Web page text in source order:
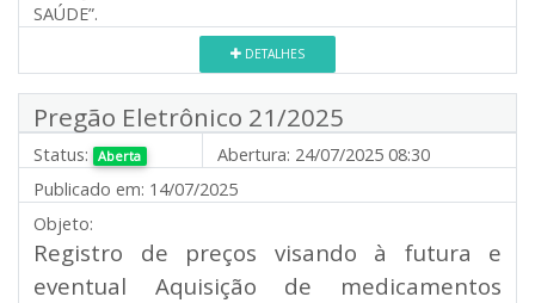
SAÚDE”.
DETALHES
Pregão Eletrônico 21/2025
Status: Aberta Abertura: 24/07/2025 08:30
Publicado em: 14/07/2025
Objeto:
Registro de preços visando à futura e
eventual Aquisição de medicamentos